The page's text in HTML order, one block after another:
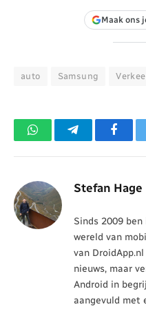
Maak ons
auto Samsung
WhatsAppTelegram
Stefan Hage
Sinds 2009
wereld van
van
nieuws, maar
Android in
aangevuld met